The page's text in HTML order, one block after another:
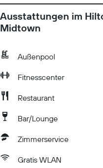
Ausstattungen im
Midtown
Außenpool
Fitnesscenter
Restaurant
Bar/Lounge
Zimmerservice
Gratis WLAN